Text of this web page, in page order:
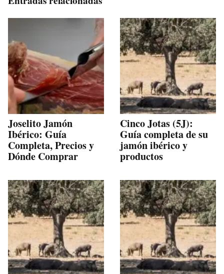
Joselito Jamón
Ibérico: Guía
Completa, Precios y
Dónde Comprar
Cinco Jotas (5J):
Guía completa de su
jamón ibérico y
productos